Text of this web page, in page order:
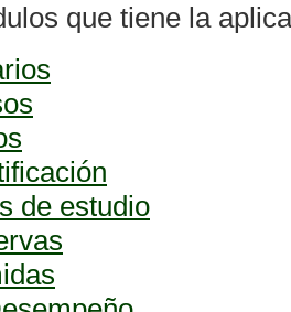
que tiene la
de estudio